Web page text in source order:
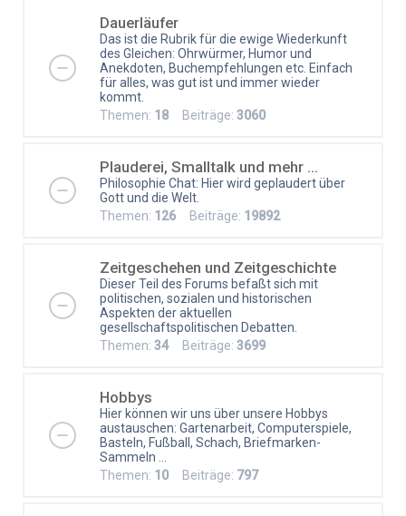
Dauerläufer
Das ist die Rubrik für die ewige Wiederkunft
des Gleichen: Ohrwürmer, Humor und
Anekdoten, Buchempfehlungen etc. Einfach
für alles, was gut ist und immer wieder
kommt.
Themen: 18 Beiträge: 3060
Plauderei, Smalltalk und mehr ...
Philosophie Chat: Hier wird geplaudert über
Gott und die Welt.
Themen: 126 Beiträge: 19892
Zeitgeschehen und Zeitgeschichte
Dieser Teil des Forums befaßt sich mit
politischen, sozialen und historischen
Aspekten der aktuellen
gesellschaftspolitischen Debatten.
Themen: 34Beiträge: 3699
Hobbys
Hier können wir uns über unsere Hobbys
austauschen: Gartenarbeit, Computerspiele,
Basteln, Fußball, Schach, Briefmarken-
Sammeln ...
Themen: 10 Beiträge: 797